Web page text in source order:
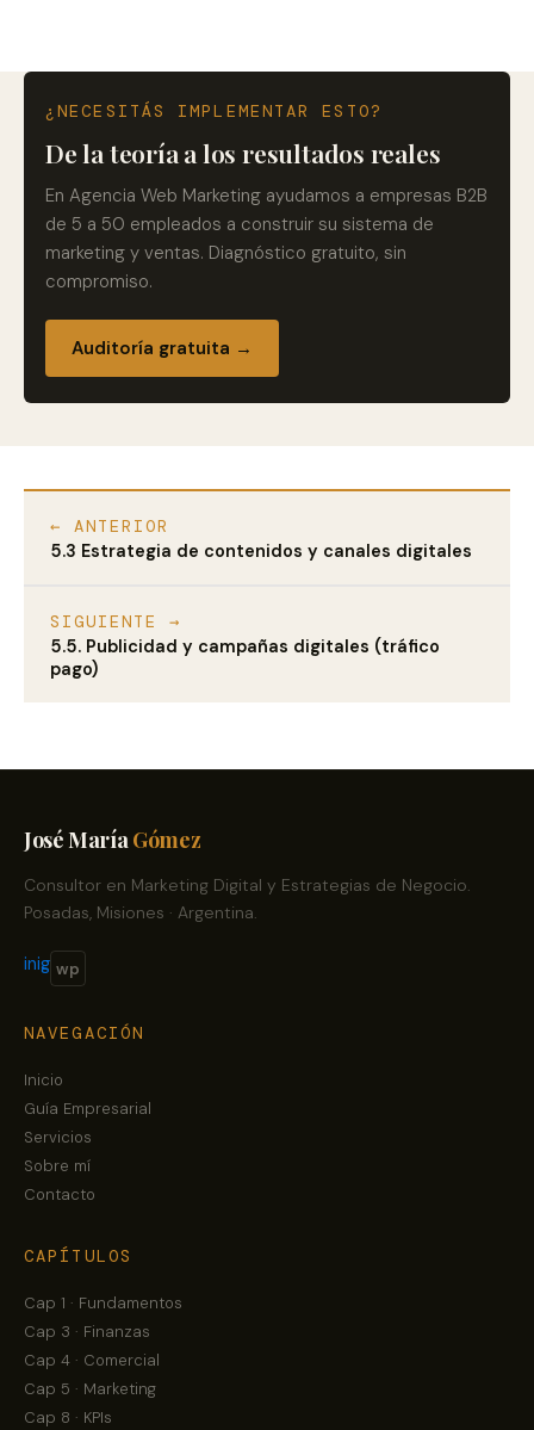
¿NECESITÁS IMPLEMENTAR ESTO?
De la teoría a los resultados reales
En Agencia Web Marketing ayudamos a empresas B2B
de 5 a 50 empleados a construir su sistema de
marketing y ventas. Diagnóstico gratuito, sin
compromiso.
Auditoría gratuita →
← ANTERIOR
5.3 Estrategia de contenidos y canales digitales
SIGUIENTE →
5.5. Publicidad y campañas digitales (tráfico
pago)
José MaríaGómez
Consultor en Marketing Digital y Estrategias de Negocio.
Posadas, Misiones · Argentina.
inig wp
NAVEGACIÓN
Inicio
Guía Empresarial
Servicios
Sobre mí
Contacto
CAPÍTULOS
Cap 1 · Fundamentos
Cap 3 · Finanzas
Cap 4 · Comercial
Cap 5 · Marketing
Cap 8 · KPIs